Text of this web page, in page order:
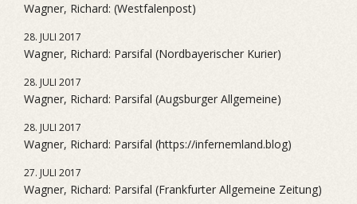
Wagner, Richard: (Westfalenpost)
28. JULI 2017
Wagner, Richard: Parsifal (Nordbayerischer Kurier)
28. JULI 2017
Wagner, Richard: Parsifal (Augsburger Allgemeine)
28. JULI 2017
Wagner, Richard: Parsifal (https://infernemland.blog)
27. JULI 2017
Wagner, Richard: Parsifal (Frankfurter Allgemeine Zeitung)